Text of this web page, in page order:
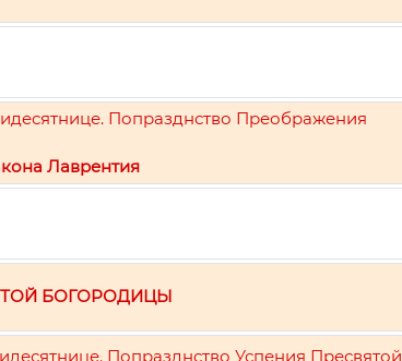
Попразднство Преображения
Лаврентия
БОГОРОДИЦЫ
Попразднство Успения Пресвятой